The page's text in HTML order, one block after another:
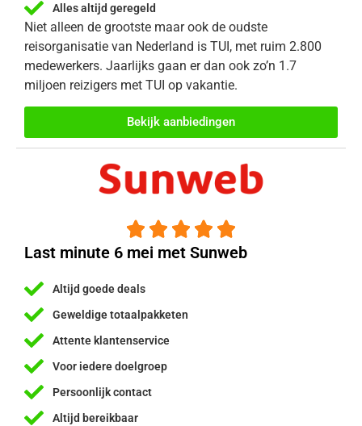
Alles altijd geregeld
Niet alleen de grootste maar ook de oudste
reisorganisatie van Nederland is TUI, met ruim 2.800
medewerkers. Jaarlijks gaan er dan ook zo’n 1.7
miljoen reizigers met TUI op vakantie.
Bekijk aanbiedingen
    
Last minute 6 mei met Sunweb
Altijd goede deals
Geweldige totaalpakketen
Attente klantenservice
Voor iedere doelgroep
Persoonlijk contact
Altijd bereikbaar